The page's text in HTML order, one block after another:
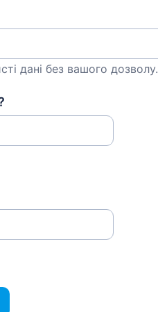
дані без вашого дозволу.